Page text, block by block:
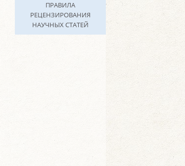
ПРАВИЛА
РЕЦЕНЗИРОВАНИЯ
НАУЧНЫХ СТАТЕЙ